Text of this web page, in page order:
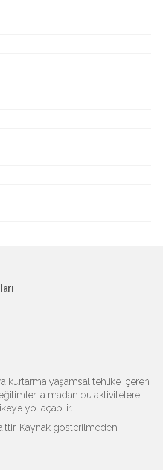
kurtarma yaşamsal tehlike içeren
almadan bu aktivitelere
yol açabilir.
Kaynak gösterilmeden